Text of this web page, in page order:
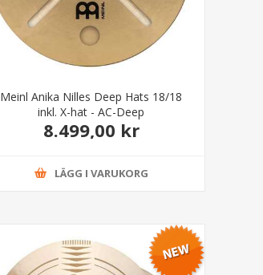
Meinl Anika Nilles Deep Hats 18/18
inkl. X-hat - AC-Deep
8.499,00 kr
LÄGG I VARUKORG